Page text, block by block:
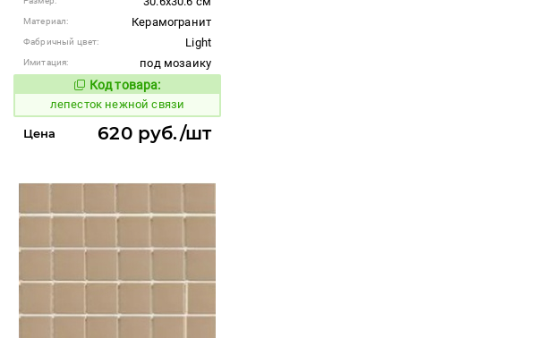
Материал: Керамогранит
Фабричный цвет: Light
Имитация:
под мозаику
Код товара:
867461 Код товара:
лепесток нежной связи
Цена 620 руб./шт